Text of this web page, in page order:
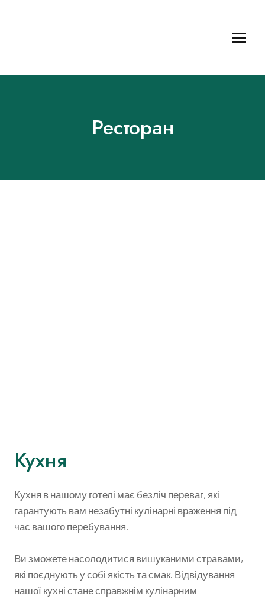
Ресторан
Кухня
Кухня в нашому готелі має безліч переваг, які
гарантують вам незабутні кулінарні враження під
час вашого перебування.
Ви зможете насолодитися вишуканими стравами,
які поєднують у собі якість та смак. Відвідування
нашої кухні стане справжнім кулінарним